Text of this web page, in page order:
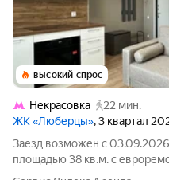
высокий спрос
Некрасовка
22 мин.
ЖК «Люберцы», 3 квартал
Заезд возможен с
площадью 38 кв.м. с
доме на срок от 11 месяцев. Из